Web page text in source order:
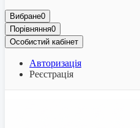
Вибране0
Порівняння0
Особистий кабінет
Авторизація
Реєстрація